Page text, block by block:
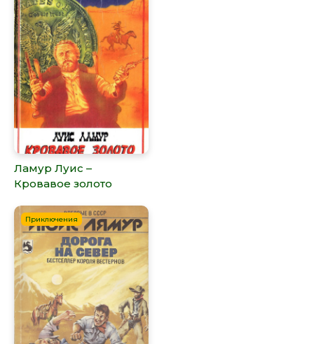
Ламур Луис –
Кровавое золото
Приключения